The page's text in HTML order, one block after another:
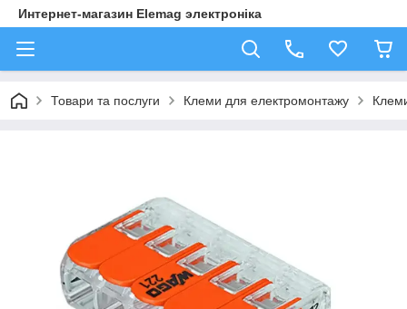
Интернет-магазин Elemag электроніка
Товари та послуги Клеми для електромонтажу